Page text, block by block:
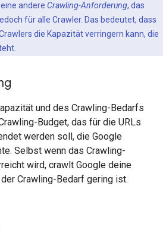
andere Crawling-Anforderung, das
für alle Crawler. Das bedeutet, dass
die Kapazität verringern kann, die
und des Crawling-Bedarfs
Budget, das für die URLs
werden soll, die Google
Selbst wenn das Crawling-
wird, crawlt Google deine
Crawling-Bedarf gering ist.